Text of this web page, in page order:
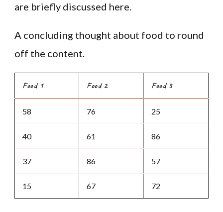
are briefly discussed here.
A concluding thought about food to round
off the content.
Food 1 Food 2 Food 3
58 76 25
40 61 86
37 86 57
15 67 72